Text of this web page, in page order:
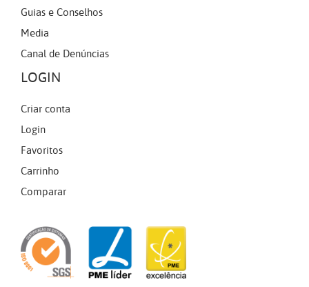
Guias e Conselhos
Media
Canal de Denúncias
LOGIN
Criar conta
Login
Favoritos
Carrinho
Comparar